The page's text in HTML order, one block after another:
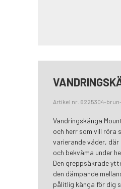
Artikel nr. 6225304-
Vandringskänga
och herr som vill röra
varierande väder,
och bekväma under
Den greppsäkrade
den dämpande
pålitlig känga för dig